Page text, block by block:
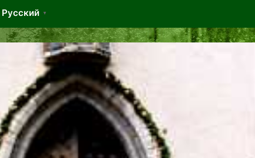
Русский ▼